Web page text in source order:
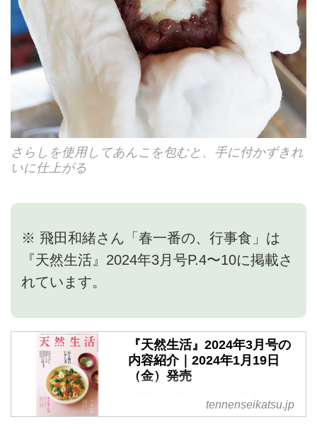
さらしを使用してあんこを包むと、手に付かずきれ
いに仕上がる
※ 飛田和緒さん「春一番の、行事食」は
『天然生活』2024年3月号P.4〜10に掲載さ
れています。
『天然生活』2024年3月号の
内容紹介｜2024年1月19日
（金）発売
『天然生活』2024年3月号が出来
ました。1月19日（金）発売 で
tennenseikatsu.jp